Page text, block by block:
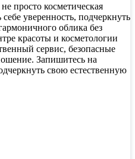
просто косметическая
уверенность, подчеркнуть
облика без
красоты и косметологии
сервис, безопасные
Запишитесь на
свою естественную